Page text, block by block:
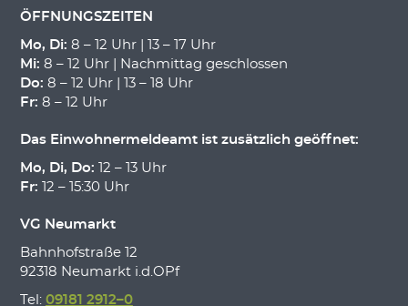
ÖFFNUNGSZEITEN
Mo, Di: 8 – 12 Uhr | 13 – 17 Uhr
Mi: 8 – 12 Uhr | Nachmittag geschlossen
Do: 8 – 12 Uhr | 13 – 18 Uhr
Fr: 8 – 12 Uhr
Das Einwohnermeldeamt ist zusätzlich geöffnet:
Mo, Di, Do: 12 – 13 Uhr
Fr: 12 – 15:30 Uhr
VG Neumarkt
Bahnhofstraße 12
92318 Neumarkt i.d.OPf
Tel: 09181 2912–0